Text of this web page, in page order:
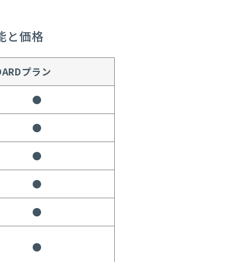
と価格
プラン
●
●
●
●
●
●